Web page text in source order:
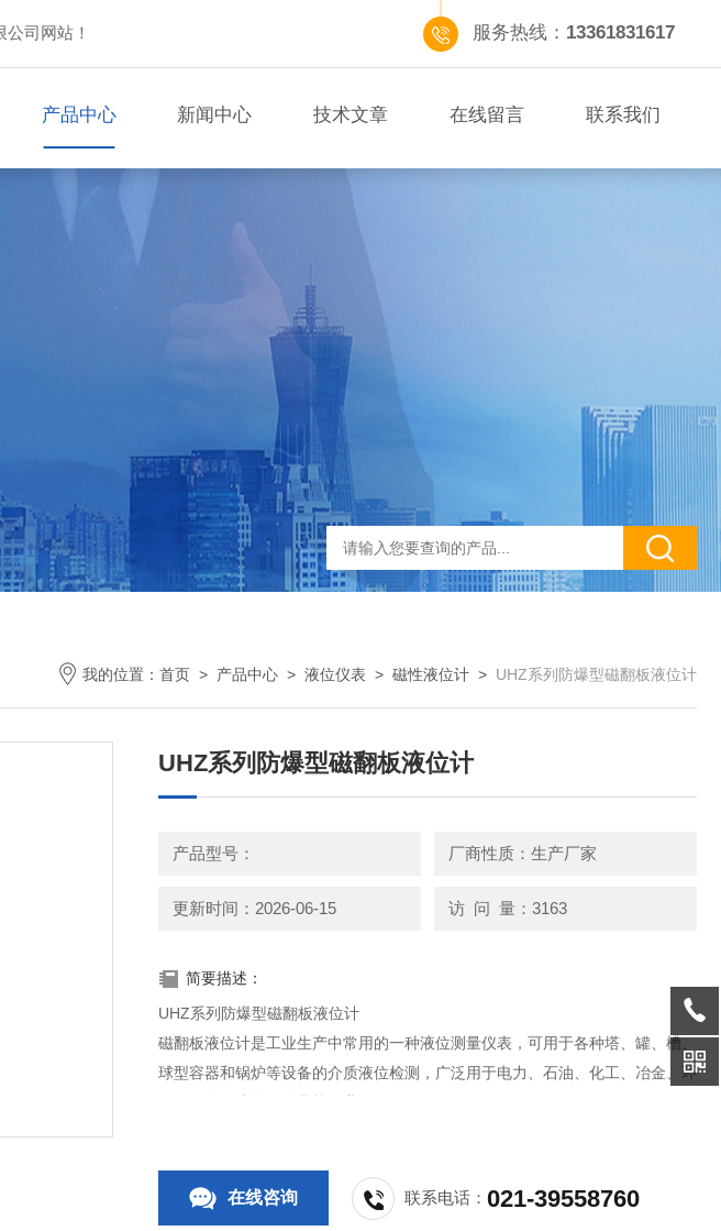
司网站！ 服务热线： 13361831617
产品中心 新闻中心 技术文章 在线留言 联系我们
我的位置： 首页 > 产品中心 > 液位仪表 > 磁性液位计 > UHZ系列防爆型磁翻板液位计
UHZ系列防爆型磁翻板液位计
产品型号： 厂商性质：生产厂家
更新时间：2026-06-15 访 问 量：3163
简要描述：
UHZ系列防爆型磁翻板液位计
磁翻板液位计是工业生产中常用的一种液位测量仪表，可用于各种塔、罐、槽、
球型容器和锅炉等设备的介质液位检测，广泛用于电力、石油、化工、冶金、环
保、船舶、建筑、食品等行业。
在线咨询 联系电话：021-39558760